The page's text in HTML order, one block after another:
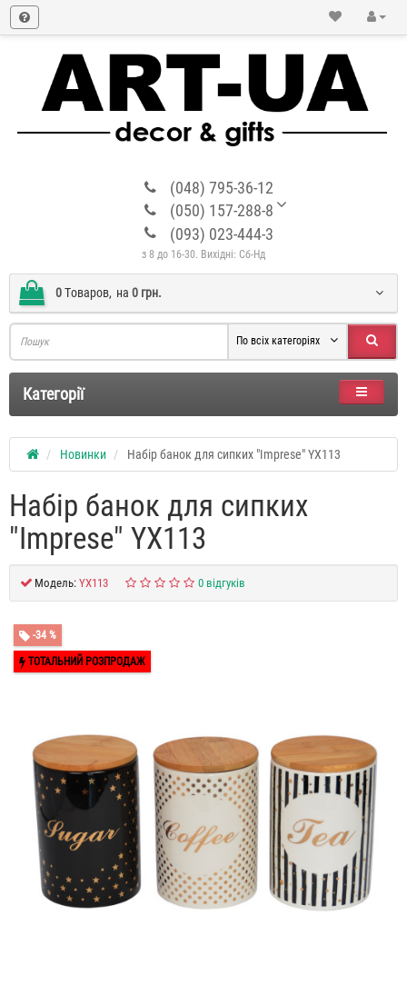
(048) 795-36-12
(050) 157-288-8
(093) 023-444-3
з 8 до 16-30. Вихідні: Сб-Нд
0Tоваров, на 0 грн.
По всіх категоріях
Категорії
Новинки Набір банок для сипких "Imprese" YX113
Набір банок для сипких
"Imprese" YX113
Модель: YX113 0 відгуків
-34 %
ТОТАЛЬНИЙ РОЗПРОДАЖ